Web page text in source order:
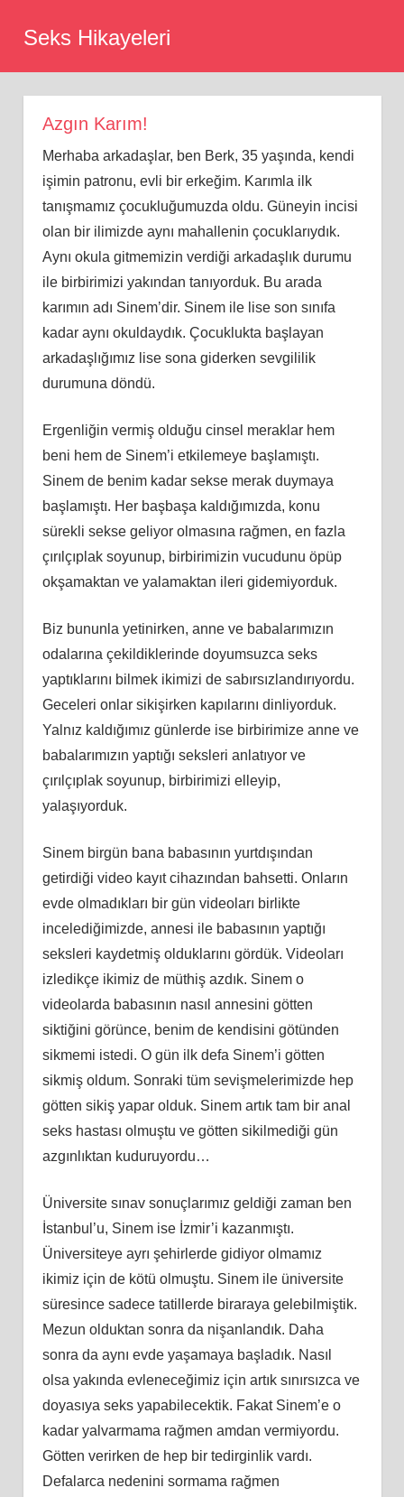
Seks Hikayeleri
Azgın Karım!
Merhaba arkadaşlar, ben Berk, 35 yaşında, kendi
işimin patronu, evli bir erkeğim. Karımla ilk
tanışmamız çocukluğumuzda oldu. Güneyin incisi
olan bir ilimizde aynı mahallenin çocuklarıydık.
Aynı okula gitmemizin verdiği arkadaşlık durumu
ile birbirimizi yakından tanıyorduk. Bu arada
karımın adı Sinem’dir. Sinem ile lise son sınıfa
kadar aynı okuldaydık. Çocuklukta başlayan
arkadaşlığımız lise sona giderken sevgililik
durumuna döndü.
Ergenliğin vermiş olduğu cinsel meraklar hem
beni hem de Sinem’i etkilemeye başlamıştı.
Sinem de benim kadar sekse merak duymaya
başlamıştı. Her başbaşa kaldığımızda, konu
sürekli sekse geliyor olmasına rağmen, en fazla
çırılçıplak soyunup, birbirimizin vucudunu öpüp
okşamaktan ve yalamaktan ileri gidemiyorduk.
Biz bununla yetinirken, anne ve babalarımızın
odalarına çekildiklerinde doyumsuzca seks
yaptıklarını bilmek ikimizi de sabırsızlandırıyordu.
Geceleri onlar sikişirken kapılarını dinliyorduk.
Yalnız kaldığımız günlerde ise birbirimize anne ve
babalarımızın yaptığı seksleri anlatıyor ve
çırılçıplak soyunup, birbirimizi elleyip,
yalaşıyorduk.
Sinem birgün bana babasının yurtdışından
getirdiği video kayıt cihazından bahsetti. Onların
evde olmadıkları bir gün videoları birlikte
incelediğimizde, annesi ile babasının yaptığı
seksleri kaydetmiş olduklarını gördük. Videoları
izledikçe ikimiz de müthiş azdık. Sinem o
videolarda babasının nasıl annesini götten
siktiğini görünce, benim de kendisini götünden
sikmemi istedi. O gün ilk defa Sinem’i götten
sikmiş oldum. Sonraki tüm sevişmelerimizde hep
götten sikiş yapar olduk. Sinem artık tam bir anal
seks hastası olmuştu ve götten sikilmediği gün
azgınlıktan kuduruyordu…
Üniversite sınav sonuçlarımız geldiği zaman ben
İstanbul’u, Sinem ise İzmir’i kazanmıştı.
Üniversiteye ayrı şehirlerde gidiyor olmamız
ikimiz için de kötü olmuştu. Sinem ile üniversite
süresince sadece tatillerde biraraya gelebilmiştik.
Mezun olduktan sonra da nişanlandık. Daha
sonra da aynı evde yaşamaya başladık. Nasıl
olsa yakında evleneceğimiz için artık sınırsızca ve
doyasıya seks yapabilecektik. Fakat Sinem’e o
kadar yalvarmama rağmen amdan vermiyordu.
Götten verirken de hep bir tedirginlik vardı.
Defalarca nedenini sormama rağmen